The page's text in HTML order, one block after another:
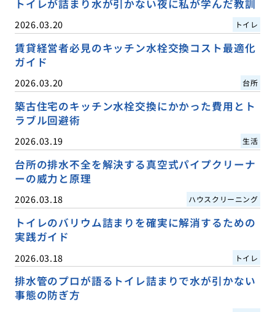
トイレが詰まり水が引かない夜に私が学んだ教訓
2026.03.20 トイレ
賃貸経営者必見のキッチン水栓交換コスト最適化
ガイド
2026.03.20 台所
築古住宅のキッチン水栓交換にかかった費用とト
ラブル回避術
2026.03.19 生活
台所の排水不全を解決する真空式パイプクリーナ
ーの威力と原理
2026.03.18 ハウスクリーニング
トイレのバリウム詰まりを確実に解消するための
実践ガイド
2026.03.18 トイレ
排水管のプロが語るトイレ詰まりで水が引かない
事態の防ぎ方